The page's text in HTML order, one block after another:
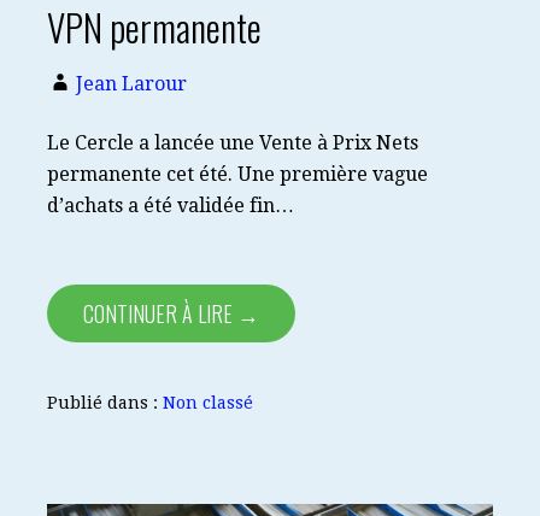
VPN permanente
Jean Larour
Le Cercle a lancée une Vente à Prix Nets
permanente cet été. Une première vague
d’achats a été validée fin…
CONTINUER À LIRE →
Publié dans : Non classé